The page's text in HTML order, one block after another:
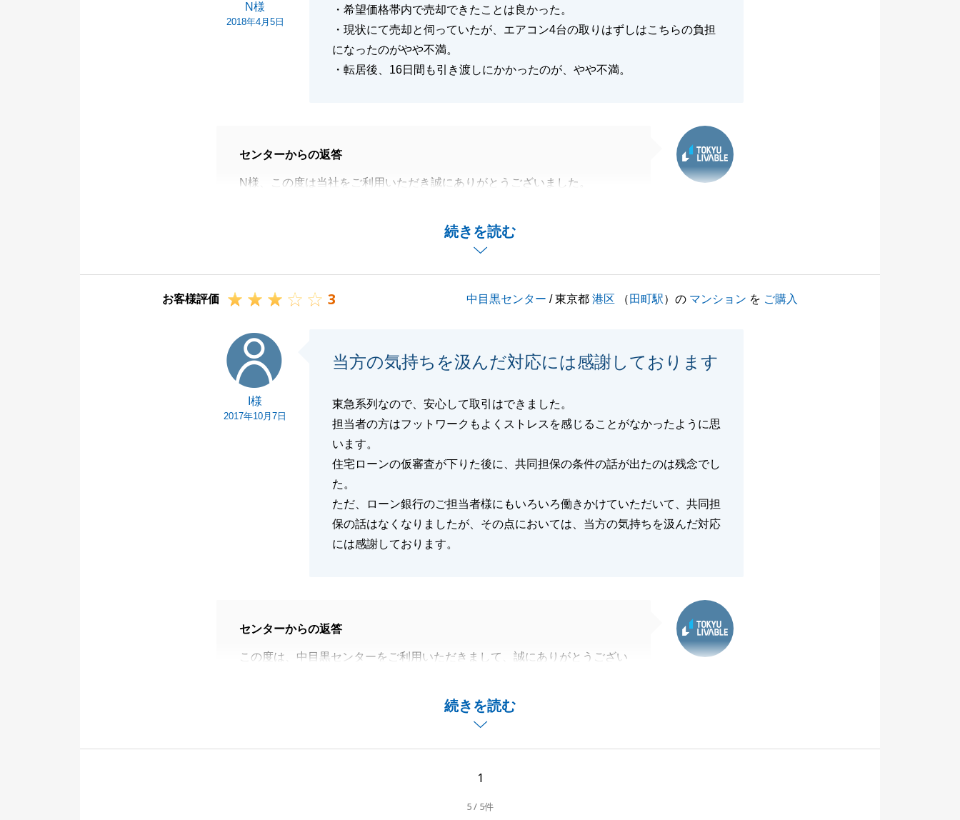
N様
2018年4月5日
・希望価格帯内で売却できたことは良かった。
・現状にて売却と伺っていたが、エアコン4台の取りはずしはこちらの負担
になったのがやや不満。
・転居後、16日間も引き渡しにかかったのが、やや不満。
続きを読む
センターからの返答
N様、この度は当社をご利用いただき誠にありがとうございました。
いただいたコメントをしっかりと反省致しまして、今後に活かして参りたい
閉じる
お客様評価 3 中目黒センター / 東京都港区 （ 田町駅）の マンション を ご購入
I様
2017年10月7日
当方の気持ちを汲んだ対応には感謝しております
東急系列なので、安心して取引はできました。
担当者の方はフットワークもよくストレスを感じることがなかったように思
います。
住宅ローンの仮審査が下りた後に、共同担保の条件の話が出たのは残念でし
た。
ただ、ローン銀行のご担当者様にもいろいろ働きかけていただいて、共同担
保の話はなくなりましたが、その点においては、当方の気持ちを汲んだ対応
には感謝しております。
続きを読む
センターからの返答
この度は、中目黒センターをご利用いただきまして、誠にありがとうござい
Ｉ様には取引完了まで大変尽力していただき感謝申し上げます。
また、住宅ローンの件で、ご不安なお気持ちにさせてしまったことに関しま
1
5 / 5件